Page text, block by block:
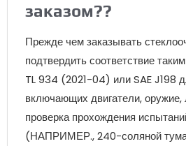
заказом??
Прежде чем заказывать
подтвердить соответствие
TL 934 (2021-04) или SAE J198
включающих двигатели, оружие,
проверка прохождения
(НАПРИМЕР., 240-соляной